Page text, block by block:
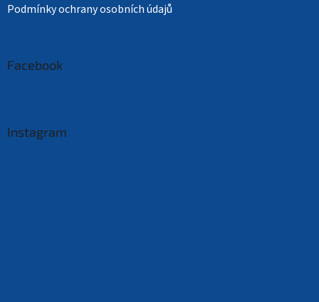
Podmínky ochrany osobních údajů
Facebook
Instagram